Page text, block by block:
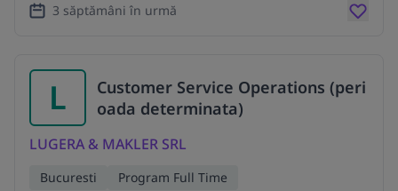
3 săptămâni în urmă
L
Customer Service Operations (peri
oada determinata)
LUGERA & MAKLER SRL
Bucuresti Program Full Time